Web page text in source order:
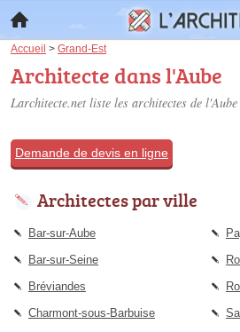
Accueil > Grand-Est
Architecte dans l'Aube
Larchitecte.net liste les architectes de l'Aube
Demande de devis en ligne
Architectes par ville
Bar-sur-Aube
Bar-sur-Seine
Bréviandes
Charmont-sous-Barbuise